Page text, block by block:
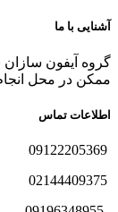
آشنایی با ما
گروه آیفون سازان
ممکن در محل
اطلاعات تماس